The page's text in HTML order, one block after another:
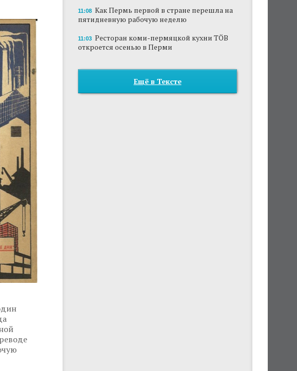
11:08 Как Пермь первой в стране перешла на
пятидневную рабочую неделю
11:03 Ресторан коми-пермяцкой кухни TÖB
откроется осенью в Перми
Ещё в Тексте